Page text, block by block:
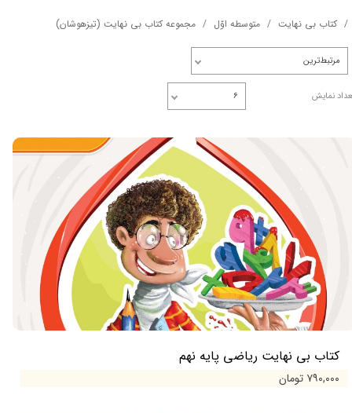
کتاب بی نهایت متوسطه اوّل مجموعه کتاب بی نهایت (تیزهوشان)
مرتبط‌ترین
نمایش ۶
کتاب بی نهایت ریاضی پایه نهم
۷۹۰,۰۰۰ تومان